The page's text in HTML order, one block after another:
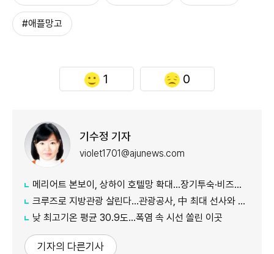
#애플망고
1 0
기수정 기자
violet1701@ajunews.com
메리어트 본보이, 상하이 호텔망 확대…장기투숙·비즈니스 수요 공략
크루즈로 지방관광 살린다…관광공사, 中 최대 선사와 맞손
낮 최고기온 평균 30.9도…폭염 속 시선 쏠린 이곳
기자의 다른기사